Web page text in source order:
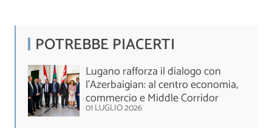
POTREBBE PIACERTI
Lugano rafforza il dialogo con
l'Azerbaigian: al centro economia,
commercio e Middle Corridor
01 LUGLIO 2026